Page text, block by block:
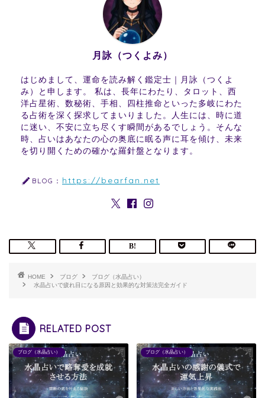
月詠（つくよみ）
はじめまして、運命を読み解く鑑定士｜月詠（つくよ
み）と申します。 私は、長年にわたり、タロット、西
洋占星術、数秘術、手相、四柱推命といった多岐にわた
る占術を深く探求してまいりました。人生には、時に道
に迷い、不安に立ち尽くす瞬間があるでしょう。そんな
時、占いはあなたの心の奥底に眠る声に耳を傾け、未来
を切り開くための確かな羅針盤となります。
BLOG： https://bearfan.net
HOME ブログ
ブログ（水晶占い）
水晶占いで疲れ目になる原因と効果的な対策法完全ガイド
RELATED POST
ブログ（水晶占い） ブログ（水晶占い）